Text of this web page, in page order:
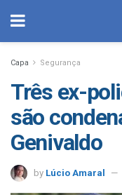
Capa Segurança
Três ex-
são
Genivaldo
by Lúcio Amaral